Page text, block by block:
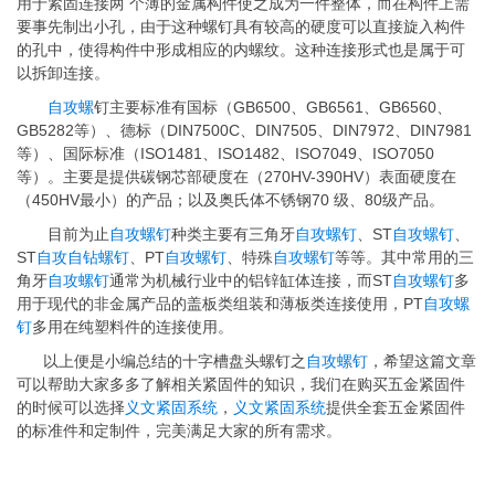
用于紧固连接两 个薄的金属构件使之成为一件整体，而在构件上需
要事先制出小孔，由于这种螺钉具有较高的硬度可以直接旋入构件
的孔中，使得构件中形成相应的内螺纹。这种连接形式也是属于可
以拆卸连接。
自攻螺钉主要标准有国标（GB6500、GB6561、GB6560、
GB5282等）、德标（DIN7500C、DIN7505、DIN7972、DIN7981
等）、国际标准（ISO1481、ISO1482、ISO7049、ISO7050
等）。主要是提供碳钢芯部硬度在（270HV-390HV）表面硬度在
（450HV最小）的产品；以及奥氏体不锈钢70 级、80级产品。
目前为止自攻螺钉种类主要有三角牙自攻螺钉、ST自攻螺钉、
ST自攻自钻螺钉、PT自攻螺钉、特殊自攻螺钉等等。其中常用的三
角牙自攻螺钉通常为机械行业中的铝锌缸体连接，而ST自攻螺钉多
用于现代的非金属产品的盖板类组装和薄板类连接使用，PT自攻螺
钉多用在纯塑料件的连接使用。
以上便是小编总结的十字槽盘头螺钉之 自攻螺钉 ，希望这篇文章
可以帮助大家多多了解相关紧固件的知识，我们在购买五金紧固件
的时候可以选择 义文紧固系统 ， 义文紧固系统提供全套五金紧固件
的标准件和定制件，完美满足大家的所有需求。